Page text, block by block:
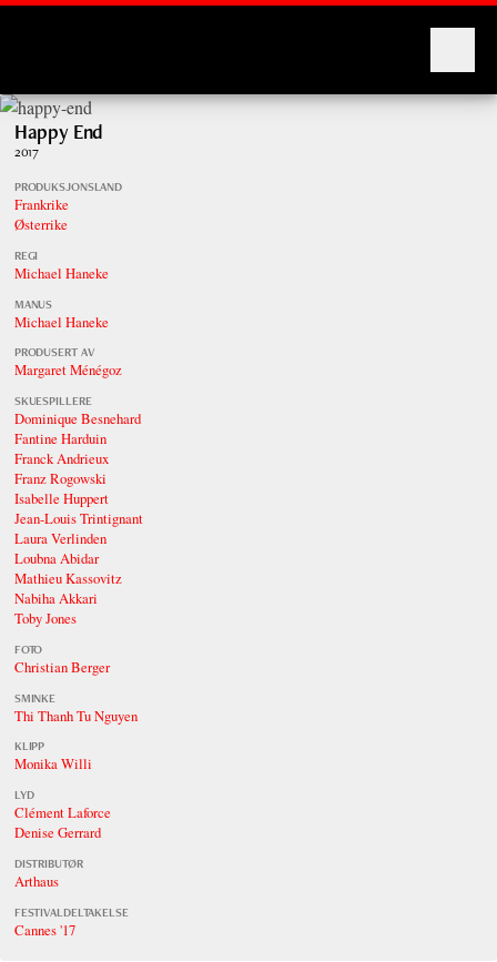
Happy End
2017
PRODUKSJONSLAND
Frankrike
Østerrike
REGI
Michael Haneke
MANUS
Michael Haneke
PRODUSERT AV
Margaret Ménégoz
SKUESPILLERE
Dominique Besnehard
Fantine Harduin
Franck Andrieux
Franz Rogowski
Isabelle Huppert
Jean-Louis Trintignant
Laura Verlinden
Loubna Abidar
Mathieu Kassovitz
Nabiha Akkari
Toby Jones
FOTO
Christian Berger
SMINKE
Thi Thanh Tu Nguyen
KLIPP
Monika Willi
LYD
Clément Laforce
Denise Gerrard
DISTRIBUTØR
Arthaus
FESTIVALDELTAKELSE
Cannes '17